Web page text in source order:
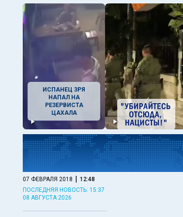
ИСПАНЕЦ ЗРЯ
НАПАЛ НА
РЕЗЕРВИСТА
ЦАХАЛА
07 ФЕВРАЛЯ 2018 | 12:48
ПОСЛЕДНЯЯ НОВОСТЬ: 15:37
08 АВГУСТА 2026